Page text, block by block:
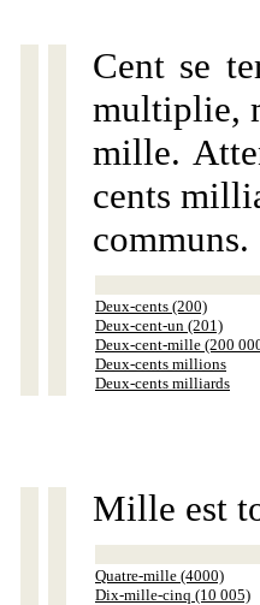
Cent se
multiplie,
mille.
cents
communs.
Deux-cents (200)
Deux-cent-un (201)
Deux-cent-mille (200
Deux-cents millions
Deux-cents milliards
Mille est
Quatre-mille (4000)
Dix-mille-cinq (10 005)